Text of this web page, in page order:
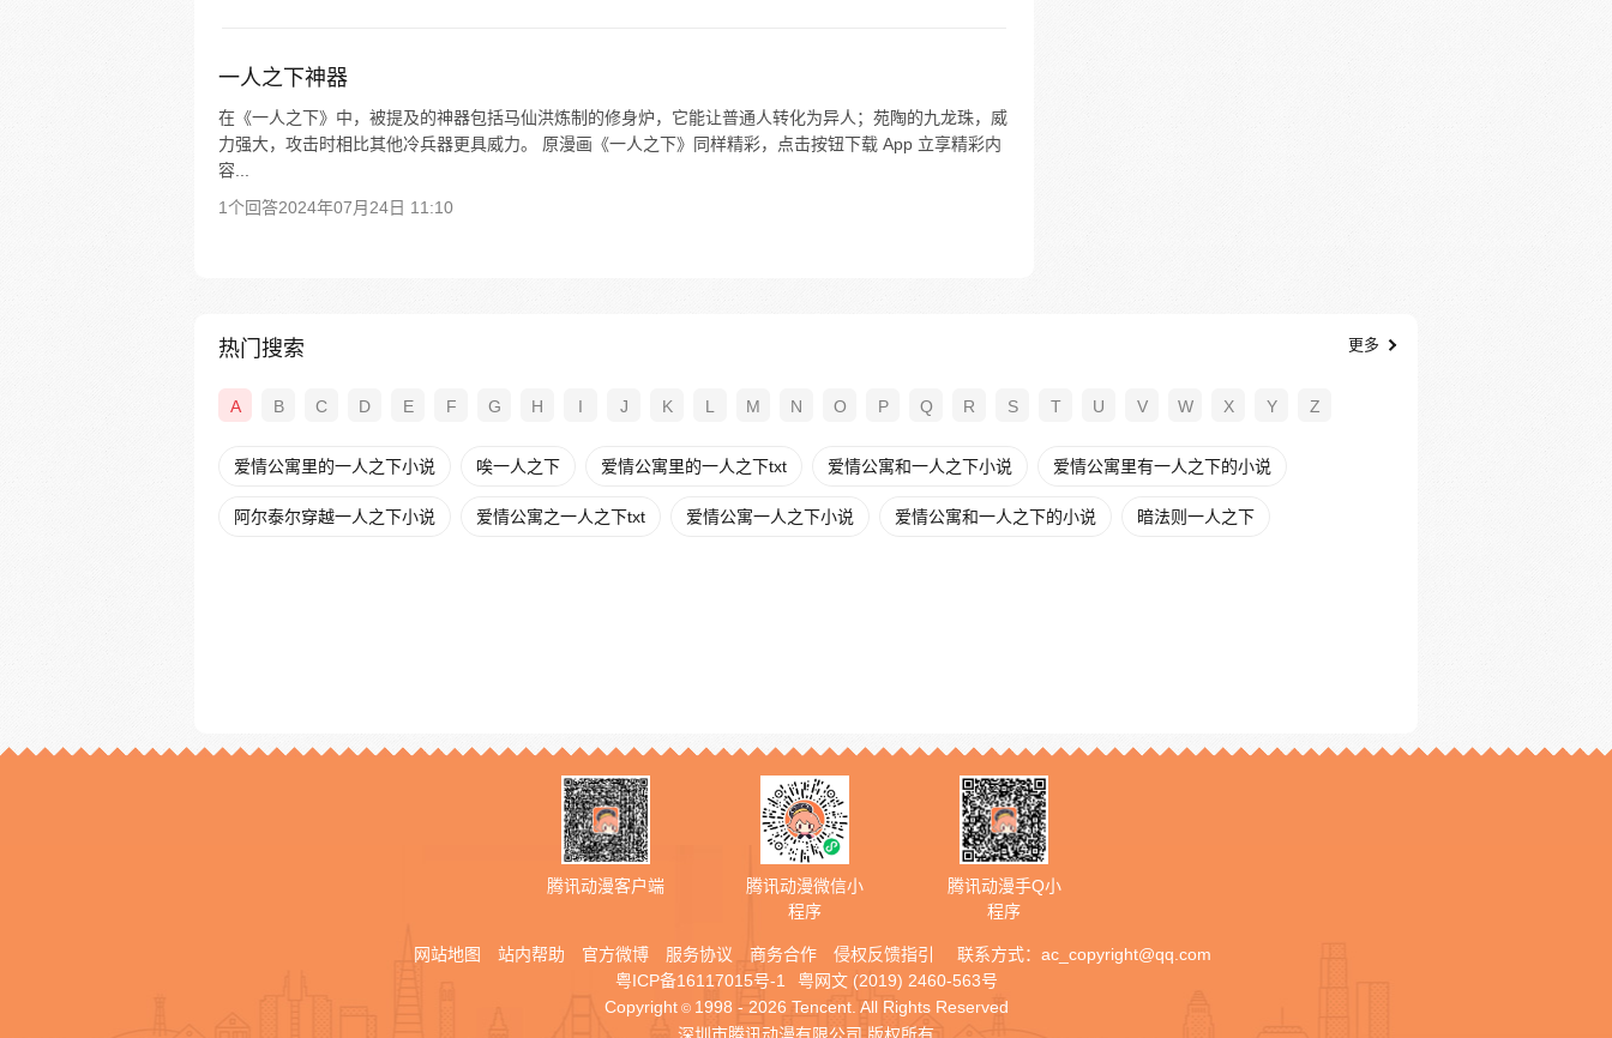
一人之下神器
在《一人之下》中，被提及的神器包括马仙洪炼制的修身炉，它能让普通人转化为异人；苑陶的九龙珠，威
力强大，攻击时相比其他冷兵器更具威力。 原漫画《一人之下》同样精彩，点击按钮下载 App 立享精彩内
容...
1个回答2024年07月24日 11:10
热门搜索 更多
A B C D E F G H I J K L M N O P Q R S T U V W X Y Z
爱情公寓里的一人之下小说 唉一人之下 爱情公寓里的一人之下txt 爱情公寓和一人之下小说 爱情公寓里有一人之下的小说
阿尔泰尔穿越一人之下小说 爱情公寓之一人之下txt 爱情公寓一人之下小说 爱情公寓和一人之下的小说 暗法则一人之下
腾讯动漫客户端
腾讯动漫微信小
程序
腾讯动漫手Q小
程序
网站地图 站内帮助 官方微博 服务协议 商务合作 侵权反馈指引 联系方式： ac_copyright@qq.com
粤ICP备16117015号-1
粤网文 (2019) 2460-563号
Copyright © 1998 - 2026 Tencent. All Rights Reserved